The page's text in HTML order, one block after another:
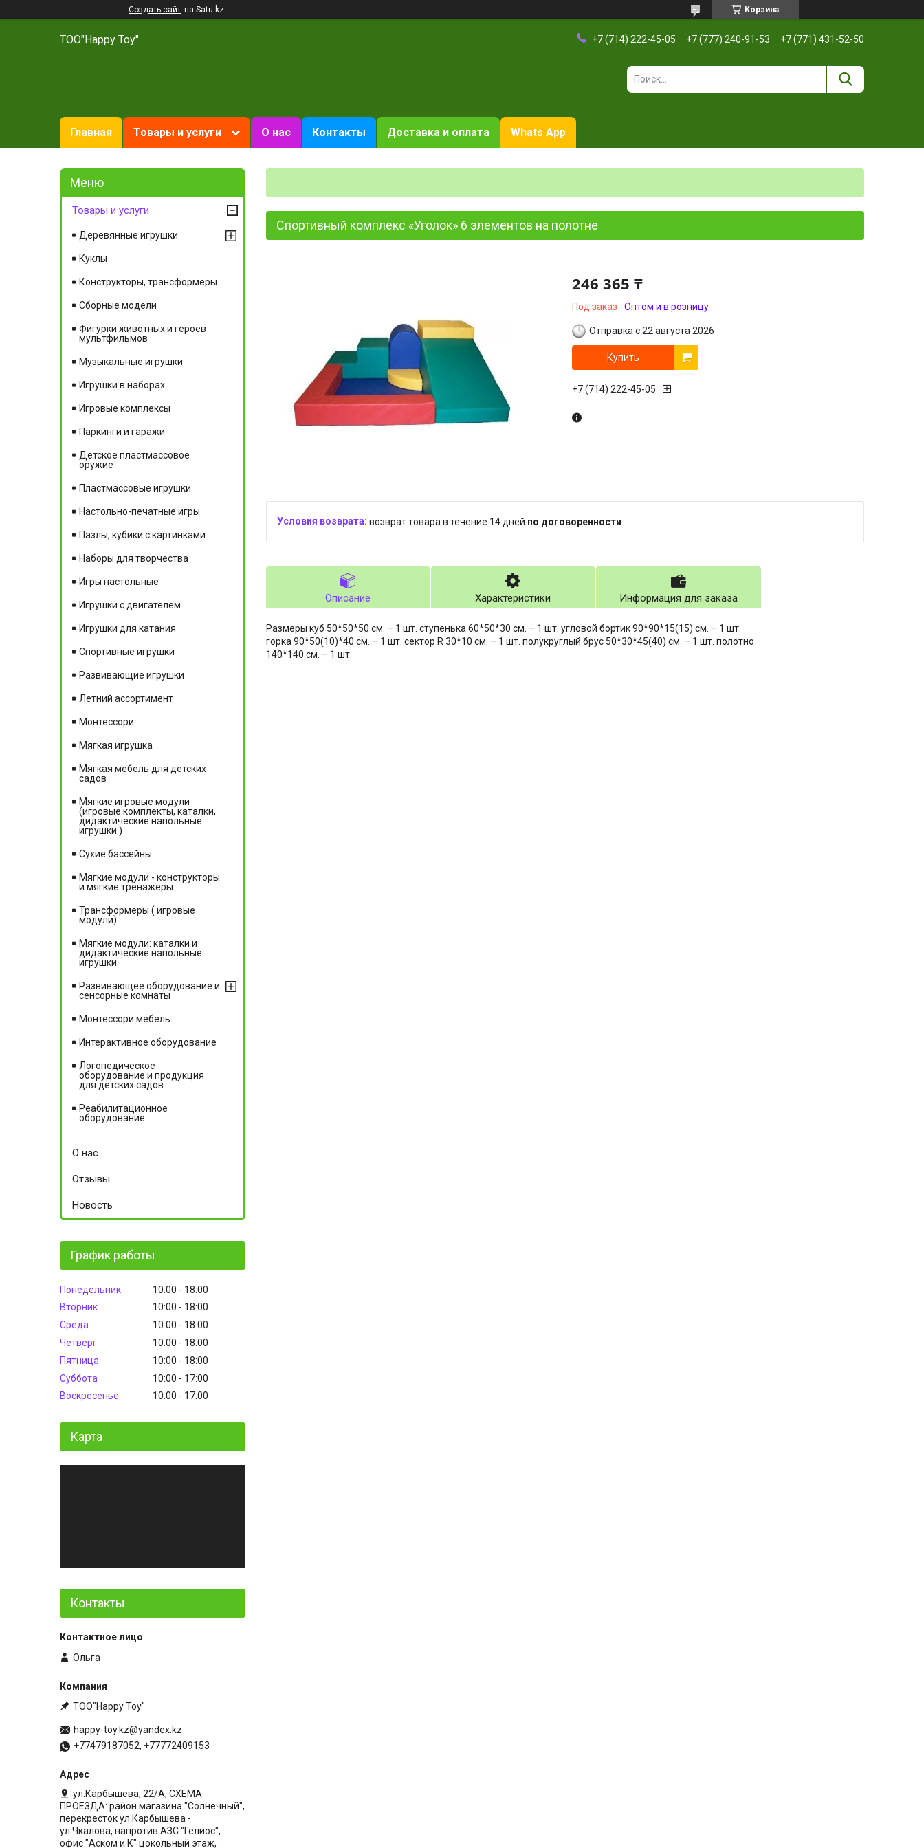
Создать сайт на Satu.kz Корзина
ТОО"Happy Toy" +7 (714) 222-45-05 +7 (777) 240-91-53 +7 (771) 431-52-50
Главная Товары и услуги О нас Контакты Доставка и оплата Whats App
Спортивный комплекс «Уголок» 6 элементов на полотне
246 365 ₸
Под заказ Оптом и в розницу
Отправка с 22 августа 2026
Купить
+7 (714) 222-45-05
возврат товара в течение 14 дней по договоренности
Описание Характеристики Информация для заказа
Размеры куб 50*50*50 см. – 1 шт. ступенька 60*50*30 см. – 1 шт. угловой бортик 90*90*15(15) см. – 1 шт.
горка 90*50(10)*40 см. – 1 шт. сектор R 30*10 см. – 1 шт. полукруглый брус 50*30*45(40) см. – 1 шт. полотно
140*140 см. – 1 шт.
Товары и услуги
Деревянные игрушки
Куклы
Конструкторы, трансформеры
Сборные модели
Фигурки животных и героев
мультфильмов
Музыкальные игрушки
Игрушки в наборах
Игровые комплексы
Паркинги и гаражи
Детское пластмассовое
оружие
Пластмассовые игрушки
Настольно-печатные игры
Пазлы, кубики с картинками
Наборы для творчества
Игры настольные
Игрушки с двигателем
Игрушки для катания
Спортивные игрушки
Развивающие игрушки
Летний ассортимент
Монтессори
Мягкая игрушка
Мягкая мебель для детских
садов
Мягкие игровые модули
(игровые комплекты, каталки,
дидактические напольные
игрушки.)
Сухие бассейны
Мягкие модули - конструкторы
и мягкие тренажеры
Трансформеры ( игровые
модули)
Мягкие модули: каталки и
дидактические напольные
игрушки.
Развивающее оборудование и
сенсорные комнаты
Монтессори мебель
Интерактивное оборудование
Логопедическое
оборудование и продукция
для детских садов
Реабилитационное
оборудование
О нас
Отзывы
Новость
График работы
Понедельник 10:00
18:00
Вторник
10:00
18:00
Среда
10:00
18:00
Четверг
10:00
18:00
Пятница
10:00
18:00
Суббота
10:00
17:00
Воскресенье
10:00 17:00
Карта
Контакты
Ольга
ТОО"Happy Toy"
happy-toy.kz@yandex.kz
+77479187052, +77772409153
ул.Карбышева, 22/А, СХЕМА
ПРОЕЗДА: район магазина "Солнечный",
перекресток ул.Карбышева -
ул.Чкалова, напротив АЗС "Гелиос",
офис "Аском и К" цокольный этаж,